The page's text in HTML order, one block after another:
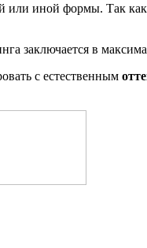
или иной формы. Так
заключается в
с естественным